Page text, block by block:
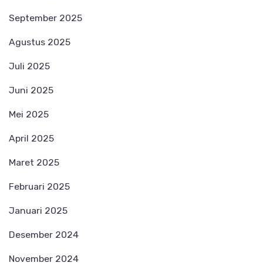
September 2025
Agustus 2025
Juli 2025
Juni 2025
Mei 2025
April 2025
Maret 2025
Februari 2025
Januari 2025
Desember 2024
November 2024